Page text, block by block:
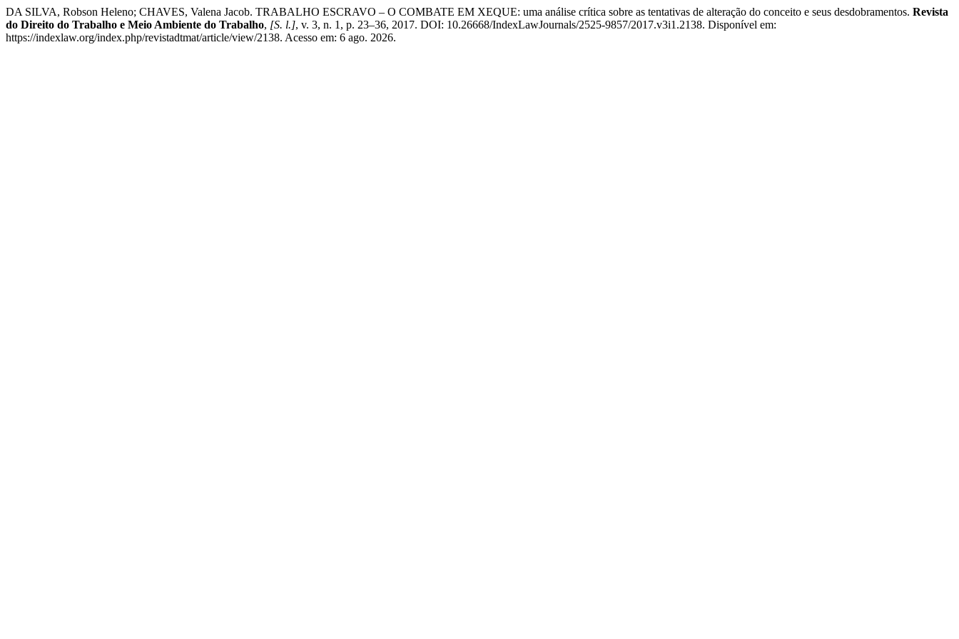
DA SILVA, Robson Heleno; CHAVES, Valena Jacob. TRABALHO ESCRAVO – O COMBATE EM XEQUE: uma análise crítica sobre as tentativas de alteração do conceito e seus desdobramentos. Revista
do Direito do Trabalho e Meio Ambiente do Trabalho, [S. l.], v. 3, n. 1, p. 23–36, 2017. DOI: 10.26668/IndexLawJournals/2525-9857/2017.v3i1.2138. Disponível em:
https://indexlaw.org/index.php/revistadtmat/article/view/2138. Acesso em: 6 ago. 2026.